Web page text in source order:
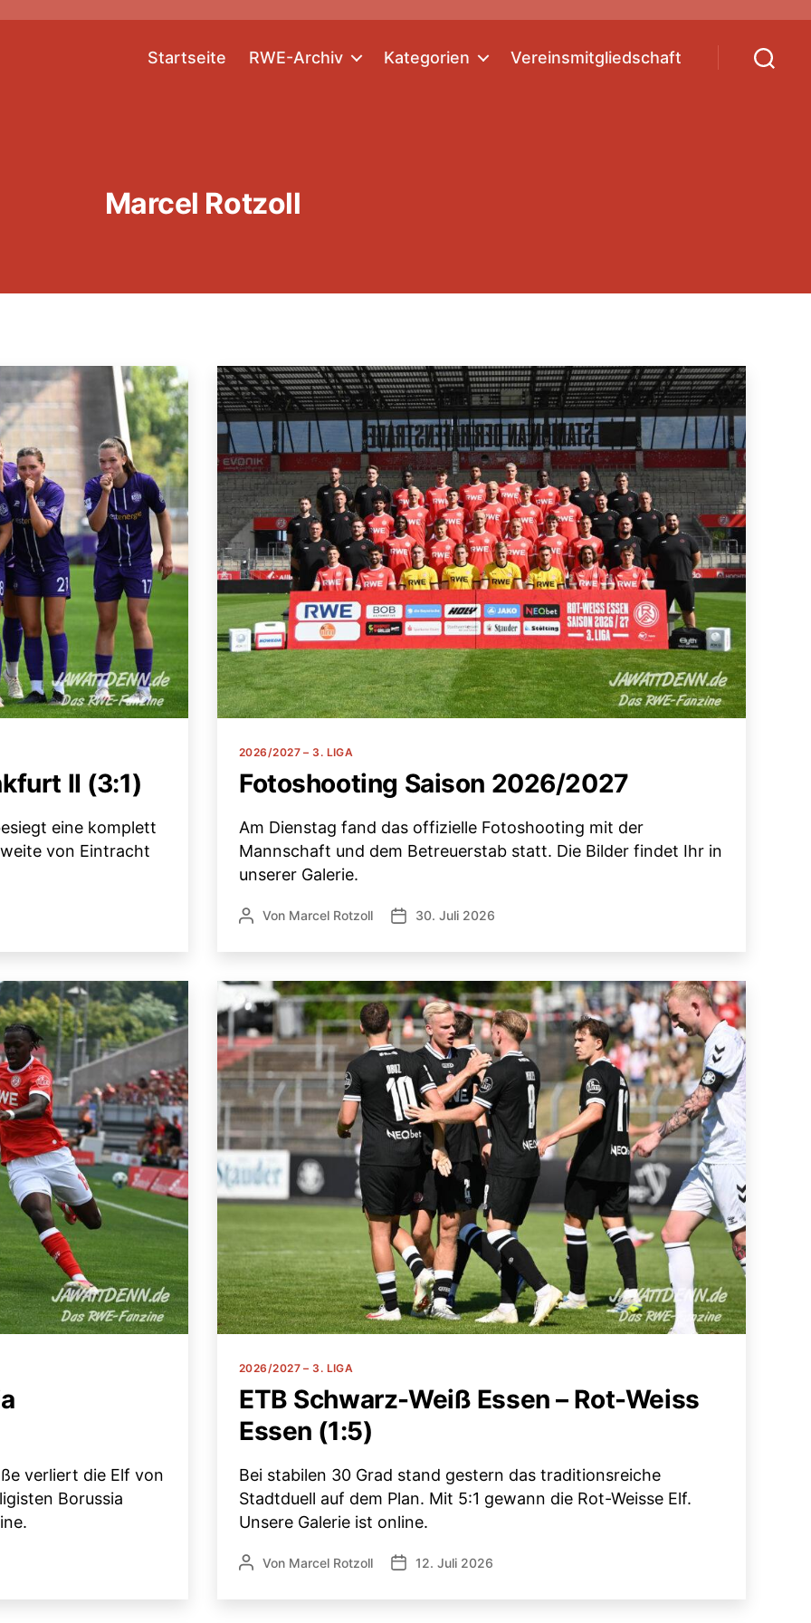
Startseite RWE-Archiv Kategorien Vereinsmitgliedschaft
Marcel Rotzoll
II (3:1)
eine komplett
von Eintracht
Kategorien
2026/2027 – 3. LIGA
Fotoshooting Saison 2026/2027
Am Dienstag fand das offizielle Fotoshooting mit der
Mannschaft und dem Betreuerstab statt. Die Bilder findet Ihr in
unserer Galerie.
Beitragsautor
Von Marcel Rotzoll Veröffentlichungsdatum
30. Juli 2026
verliert die Elf von
Borussia
Kategorien
2026/2027 – 3. LIGA
ETB Schwarz-Weiß Essen – Rot-Weiss
Essen (1:5)
Bei stabilen 30 Grad stand gestern das traditionsreiche
Stadtduell auf dem Plan. Mit 5:1 gewann die Rot-Weisse Elf.
Unsere Galerie ist online.
Beitragsautor
Von Marcel Rotzoll Veröffentlichungsdatum
12. Juli 2026